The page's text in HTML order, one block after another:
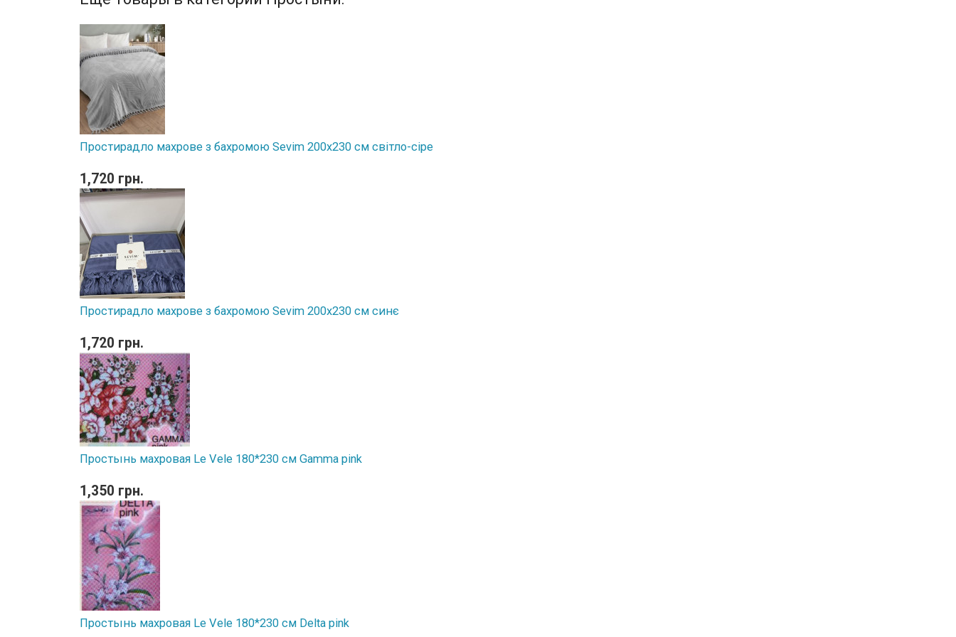
Простирадло махрове з бахромою Sevim 200x230 см світло-сіре
1,720 грн.
Простирадло махрове з бахромою Sevim 200x230 см синє
1,720 грн.
Простынь махровая Le Vele 180*230 см Gamma pink
1,350 грн.
Простынь махровая Le Vele 180*230 см Delta pink